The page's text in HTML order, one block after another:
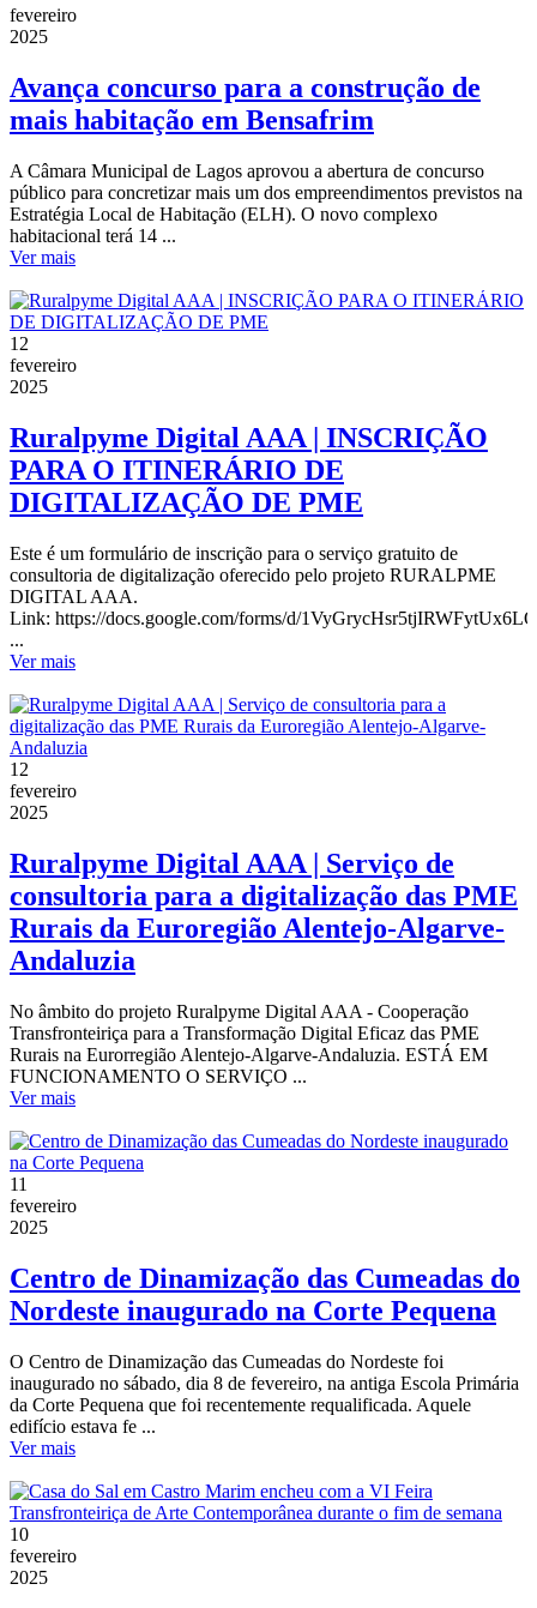
fevereiro
2025
Avança concurso para a construção de
mais habitação em Bensafrim
A Câmara Municipal de Lagos aprovou a abertura de concurso
público para concretizar mais um dos empreendimentos previstos na
Estratégia Local de Habitação (ELH). O novo complexo
habitacional terá 14 ...
Ver mais
12
fevereiro
2025
Ruralpyme Digital AAA | INSCRIÇÃO
PARA O ITINERÁRIO DE
DIGITALIZAÇÃO DE PME
Este é um formulário de inscrição para o serviço gratuito de
consultoria de digitalização oferecido pelo projeto RURALPME
DIGITAL AAA.
Link: https://docs.google.com/forms/d/
...
Ver mais
12
fevereiro
2025
Ruralpyme Digital AAA | Serviço de
consultoria para a digitalização das PME
Rurais da Euroregião Alentejo-Algarve-
Andaluzia
No âmbito do projeto Ruralpyme Digital AAA - Cooperação
Transfronteiriça para a Transformação Digital Eficaz das PME
Rurais na Eurorregião Alentejo-Algarve-Andaluzia. ESTÁ EM
FUNCIONAMENTO O SERVIÇO ...
Ver mais
11
fevereiro
2025
Centro de Dinamização das Cumeadas do
Nordeste inaugurado na Corte Pequena
O Centro de Dinamização das Cumeadas do Nordeste foi
inaugurado no sábado, dia 8 de fevereiro, na antiga Escola Primária
da Corte Pequena que foi recentemente requalificada. Aquele
edifício estava fe ...
Ver mais
10
fevereiro
2025